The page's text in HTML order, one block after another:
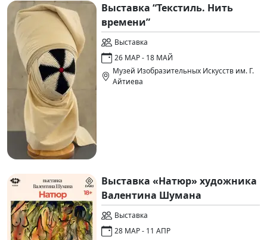
Выставка “Текстиль. Нить
времени”
Выставка
26 МАР - 18 МАЙ
Музей Изобразительных Искусств им. Г.
Айтиева
Выставка «Натюр» художника
Валентина Шумана
Выставка
28 МАР - 11 АПР